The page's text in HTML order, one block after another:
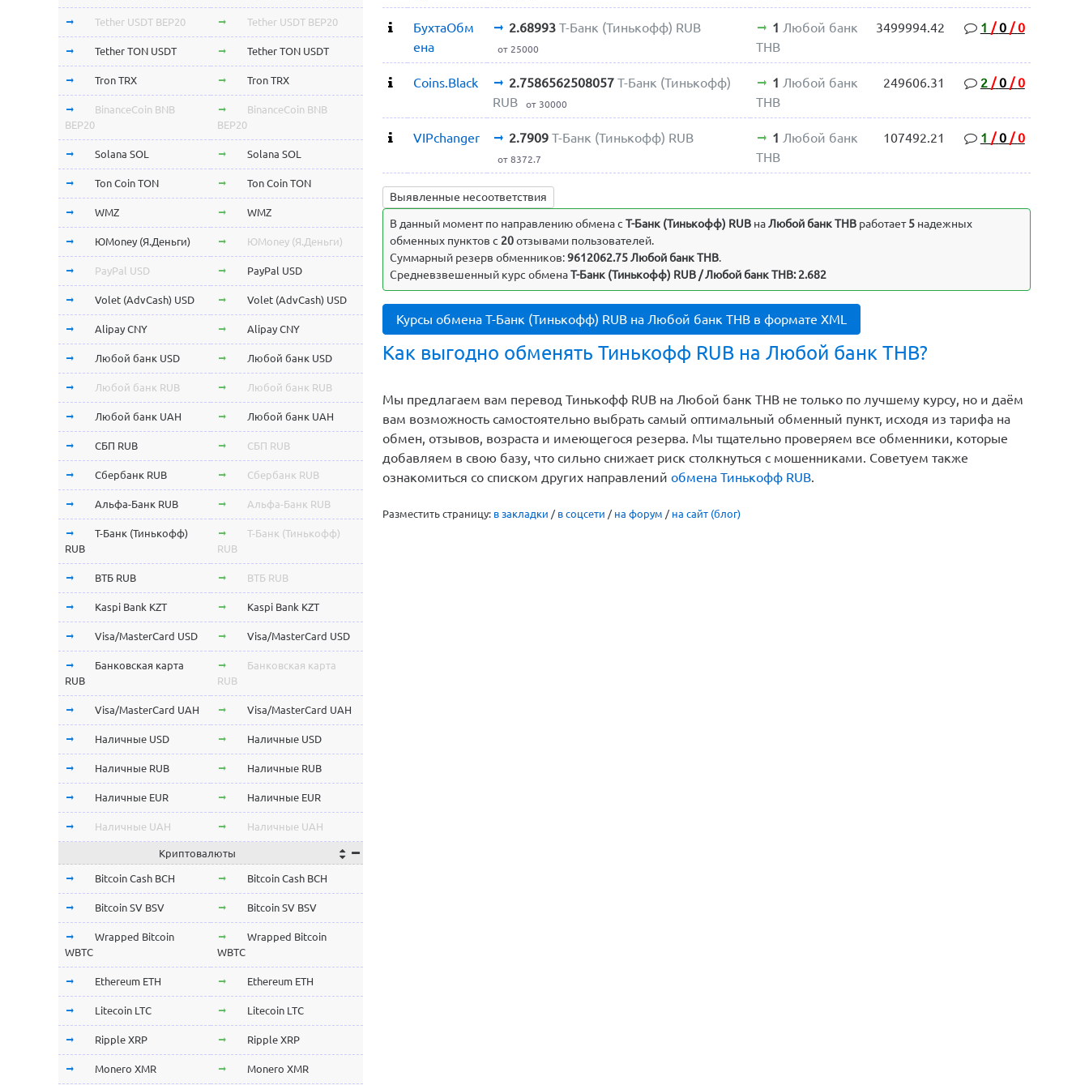
БухтаОбм
ена
2.68993 Т-Банк (Тинькофф) RUB
от 25000
1 Любой банк
THB
3499994.42 1 / 0 / 0
Coins.Black 2.7586562508057 Т-Банк (Тинькофф)
RUB
от 30000
1 Любой банк
THB
249606.31 2 / 0 / 0
VIPchanger 2.7909 Т-Банк (Тинькофф) RUB
от 8372.7
1 Любой банк
THB
107492.21 1 / 0 / 0
Выявленные несоответствия
В данный момент по направлению обмена c Т-Банк (Тинькофф) RUB наЛюбой банк THB работает5 надежных
обменных пунктов с 20отзывами пользователей.
Суммарный резерв обменников:9612062.75 Любой банк THB.
Средневзвешенный курс обменаТ-Банк (Тинькофф) RUB / Любой банк THB: 2.682
Курсы обмена Т-Банк (Тинькофф) RUB на Любой банк THB в формате XML
Как выгодно обменять Тинькофф RUB на Любой банк THB?
Мы предлагаем вам перевод Тинькофф RUB на Любой банк THB не только по лучшему курсу, но и даём
вам возможность самостоятельно выбрать самый оптимальный обменный пункт, исходя из тарифа на
обмен, отзывов, возраста и имеющегося резерва. Мы тщательно проверяем все обменники, которые
добавляем в свою базу, что сильно снижает риск столкнуться с мошенниками. Советуем также
ознакомиться со списком других направлений обмена Тинькофф RUB.
Разместить страницу: в закладки / в соцсети / на форум / на сайт (блог)
Tether USDT BEP20 Tether USDT BEP20
Tether TON USDT Tether TON USDT
Tron TRX Tron TRX
BinanceCoin BNB
BEP20
BinanceCoin BNB
BEP20
Solana SOL Solana SOL
Ton Coin TON Ton Coin TON
WMZ WMZ
ЮMoney (Я.Деньги) ЮMoney (Я.Деньги)
PayPal USD PayPal USD
Volet (AdvCash) USD Volet (AdvCash) USD
Alipay CNY Alipay CNY
Любой банк USD Любой банк USD
Любой банк RUB Любой банк RUB
Любой банк UAH Любой банк UAH
СБП RUB СБП RUB
Сбербанк RUB Сбербанк RUB
Альфа-Банк RUB Альфа-Банк RUB
Т-Банк (Тинькофф)
RUB
Т-Банк (Тинькофф)
RUB
ВТБ RUB ВТБ RUB
Kaspi Bank KZT Kaspi Bank KZT
Visa/MasterCard USD Visa/MasterCard USD
Банковская карта
RUB
Банковская карта
RUB
Visa/MasterCard UAH Visa/MasterCard UAH
Наличные USD Наличные USD
Наличные RUB Наличные RUB
Наличные EUR Наличные EUR
Наличные UAH Наличные UAH
Криптовалюты
Bitcoin Cash BCH Bitcoin Cash BCH
Bitcoin SV BSV Bitcoin SV BSV
Wrapped Bitcoin
WBTC
Wrapped Bitcoin
WBTC
Ethereum ETH Ethereum ETH
Litecoin LTC Litecoin LTC
Ripple XRP Ripple XRP
Monero XMR Monero XMR